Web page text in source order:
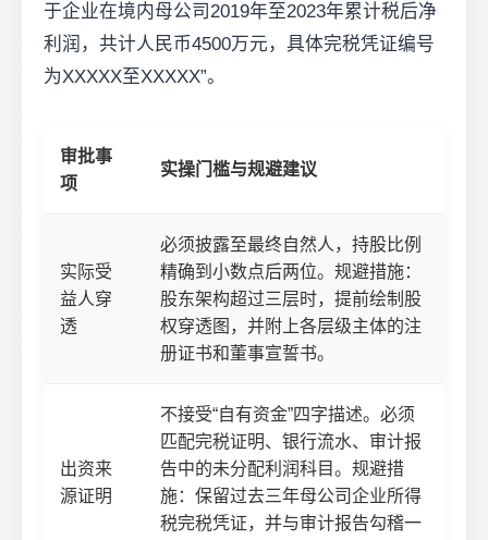
于企业在境内母公司2019年至2023年累计税后净
利润，共计人民币4500万元，具体完税凭证编号
为XXXXX至XXXXX”。
审批事
项
实操门槛与规避建议
实际受
益人穿
透
必须披露至最终自然人，持股比例
精确到小数点后两位。规避措施：
股东架构超过三层时，提前绘制股
权穿透图，并附上各层级主体的注
册证书和董事宣誓书。
出资来
源证明
不接受“自有资金”四字描述。必须
匹配完税证明、银行流水、审计报
告中的未分配利润科目。规避措
施：保留过去三年母公司企业所得
税完税凭证，并与审计报告勾稽一